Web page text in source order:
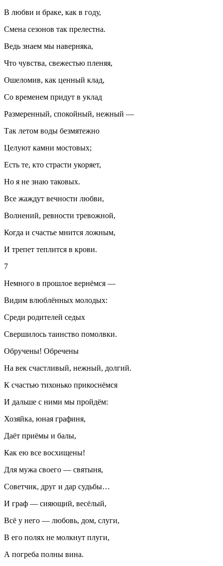
В любви и браке, как в году,
Смена сезонов так прелестна.
Ведь знаем мы наверняка,
Что чувства, свежестью пленяя,
Ошеломив, как ценный клад,
Со временем придут в уклад
Размеренный, спокойный, нежный —
Так летом воды безмятежно
Целуют камни мостовых;
Есть те, кто страсти укоряет,
Но я не знаю таковых.
Все жаждут вечности любви,
Волнений, ревности тревожной,
Когда и счастье мнится ложным,
И трепет теплится в крови.
7
Немного в прошлое вернёмся —
Видим влюблённых молодых:
Среди родителей седых
Свершилось таинство помолвки.
Обручены! Обречены
На век счастливый, нежный, долгий.
К счастью тихонько прикоснёмся
И дальше с ними мы пройдём:
Хозяйка, юная графиня,
Даёт приёмы и балы,
Как ею все восхищены!
Для мужа своего — святыня,
Советчик, друг и дар судьбы…
И граф — сияющий, весёлый,
Всё у него — любовь, дом, слуги,
В его полях не молкнут плуги,
А погреба полны вина.